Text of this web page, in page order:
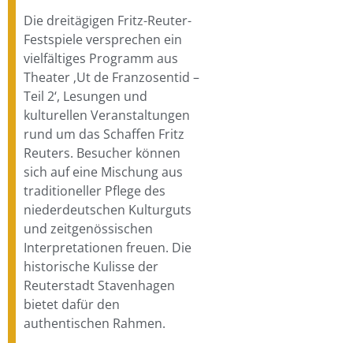
Die dreitägigen Fritz-Reuter-
Festspiele versprechen ein
vielfältiges Programm aus
Theater ‚Ut de Franzosentid –
Teil 2‘, Lesungen und
kulturellen Veranstaltungen
rund um das Schaffen Fritz
Reuters. Besucher können
sich auf eine Mischung aus
traditioneller Pflege des
niederdeutschen Kulturguts
und zeitgenössischen
Interpretationen freuen. Die
historische Kulisse der
Reuterstadt Stavenhagen
bietet dafür den
authentischen Rahmen.